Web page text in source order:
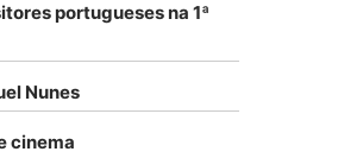
portugueses na 1ª
Nunes
cinema